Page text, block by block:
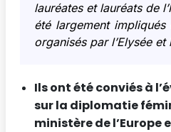
lauréates et lauréats de
été largement impliqués
organisés par l’Elysée et
Ils ont été conviés à
sur la diplomatie
ministère de l’Europe